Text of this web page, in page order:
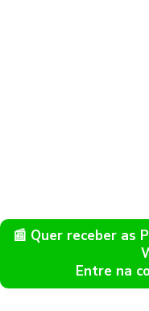
📰 Quer receber as
Entre na